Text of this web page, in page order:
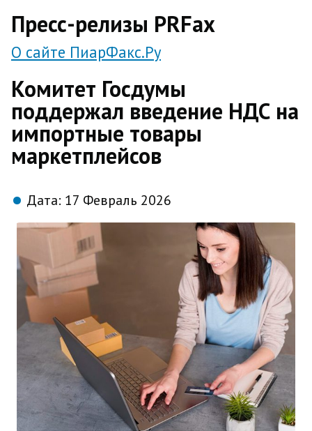
Пресс-релизы PRFax
О сайте ПиарФакс.Ру
Комитет Госдумы
поддержал введение НДС на
импортные товары
маркетплейсов
Дата: 17 Февраль 2026